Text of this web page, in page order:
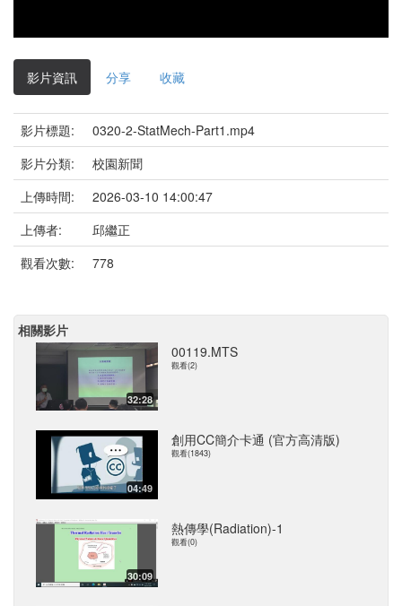
影片資訊 分享 收藏
影片標題:
0320-2-StatMech-Part1.mp4
影片分類:
校園新聞
上傳時間:
2026-03-10 14:00:47
上傳者:
邱繼正
觀看次數:
778
相關影片
32:28
00119.MTS
觀看(2)
04:49
創用CC簡介卡通 (官方高清版)
觀看(1843)
30:09
熱傳學(Radiation)-1
觀看(0)